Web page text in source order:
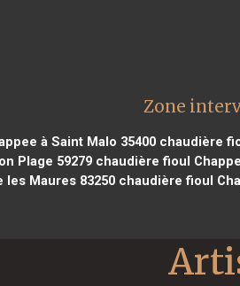
Zone
à Saint Malo 35400 chaudière
Plage 59279 chaudière fioul
les Maures 83250chaudière fioul